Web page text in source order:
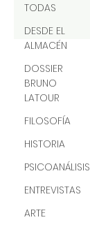
TODAS
DESDE EL
ALMACÉN
DOSSIER
BRUNO
LATOUR
FILOSOFÍA
HISTORIA
PSICOANÁLISIS
ENTREVISTAS
ARTE